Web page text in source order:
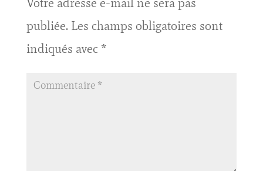
publiée. Les champs obligatoires sont
indiqués avec *